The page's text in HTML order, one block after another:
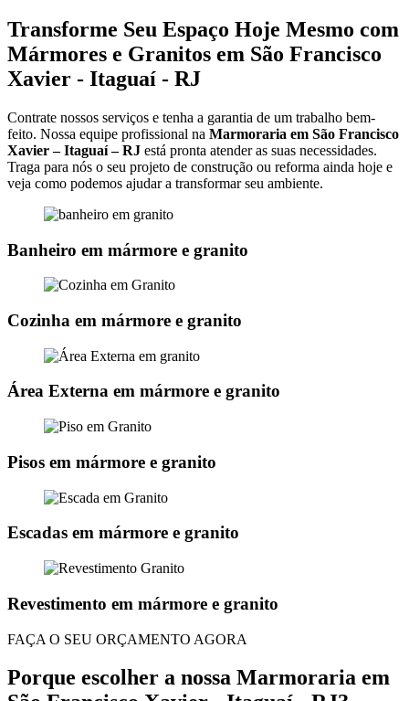
Transforme Seu Espaço Hoje Mesmo com
Mármores e Granitos em São Francisco
Xavier - Itaguaí - RJ
Contrate nossos serviços e tenha a garantia de um trabalho bem-
feito. Nossa equipe profissional na Marmoraria em São Francisco
Xavier – Itaguaí – RJ está pronta atender as suas necessidades.
Traga para nós o seu projeto de construção ou reforma ainda hoje e
veja como podemos ajudar a transformar seu ambiente.
Banheiro em mármore e granito
Cozinha em mármore e granito
Área Externa em mármore e granito
Pisos em mármore e granito
Escadas em mármore e granito
Revestimento em mármore e granito
FAÇA O SEU ORÇAMENTO AGORA
Porque escolher a nossa Marmoraria em